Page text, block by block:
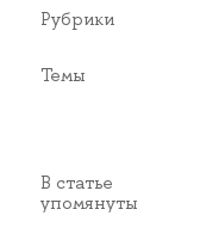
Рубрики
Темы
В статье
упомянуты